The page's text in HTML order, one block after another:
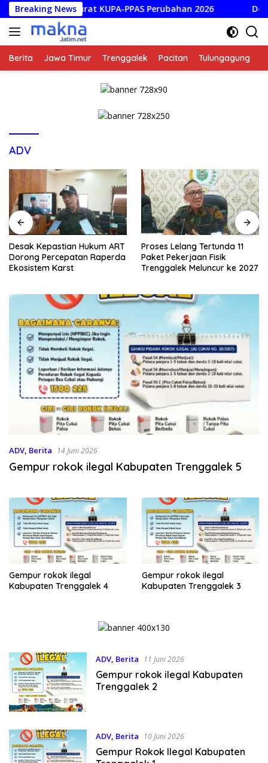
Langsung
ke
konten
Breaking News
Darurat KUPA-PPAS Perubahan 2026 Desak
Berita Jawa Timur Trenggalek Pacitan Tulungagung
ADV
Desak Kepastian Hukum ART
Dorong Percepatan Raperda
Ekosistem Karst
Proses Lelang Tertunda 11
Paket Pekerjaan Fisik
Trenggalek Meluncur ke 2027
ADV, Berita 14 Juni 2026
Gempur rokok ilegal Kabupaten Trenggalek 5
Gempur rokok ilegal
Kabupaten Trenggalek 4
Gempur rokok ilegal
Kabupaten Trenggalek 3
ADV, Berita 11 Juni 2026
Gempur rokok ilegal Kabupaten
Trenggalek 2
ADV, Berita 10 Juni 2026
Gempur Rokok Ilegal Kabupaten